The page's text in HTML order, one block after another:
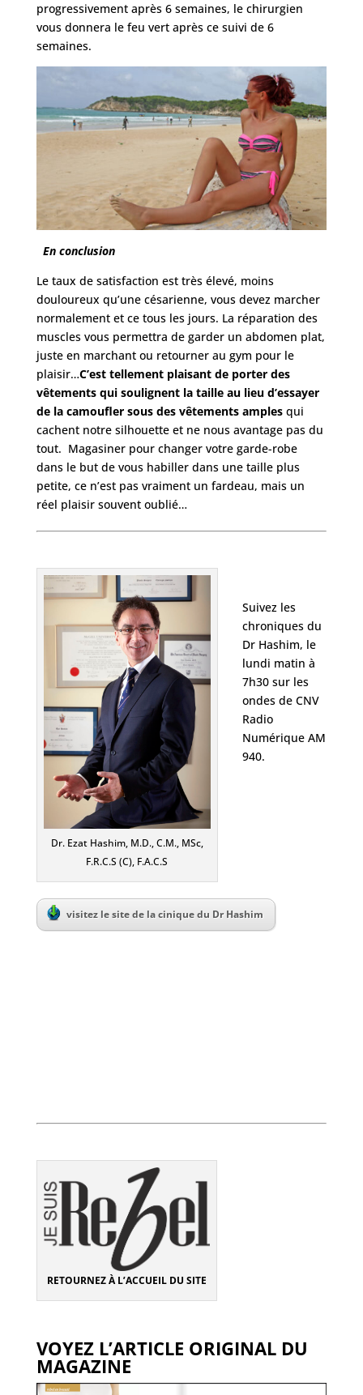
progressivement après 6 semaines, le chirurgien
vous donnera le feu vert après ce suivi de 6
semaines.
En conclusion
Le taux de satisfaction est très élevé, moins
douloureux qu’une césarienne, vous devez marcher
normalement et ce tous les jours. La réparation des
muscles vous permettra de garder un abdomen plat,
juste en marchant ou retourner au gym pour le
plaisir…C’est tellement plaisant de porter des
vêtements qui soulignent la taille au lieu d’essayer
de la camoufler sous des vêtements amplesqui
cachent notre silhouette et ne nous avantage pas du
tout. Magasiner pour changer votre garde-robe
dans le but de vous habiller dans une taille plus
petite, ce n’est pas vraiment un fardeau, mais un
réel plaisir souvent oublié…
Dr. Ezat Hashim, M.D., C.M., MSc,
F.R.C.S (C), F.A.C.S
Suivez les
chroniques du
Dr Hashim, le
lundi matin à
7h30 sur les
ondes de CNV
Radio
Numérique AM
940.
visitez le site de la cinique du Dr Hashim
RETOURNEZ À L’ACCUEIL DU SITE
VOYEZ L’ARTICLE ORIGINAL DU
MAGAZINE